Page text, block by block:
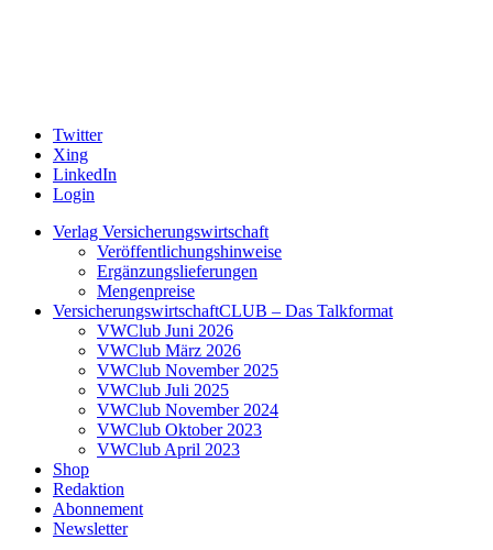
Twitter
Xing
LinkedIn
Login
Verlag Versicherungswirtschaft
Veröffentlichungshinweise
Ergänzungslieferungen
Mengenpreise
VersicherungswirtschaftCLUB – Das Talkformat
VWClub Juni 2026
VWClub März 2026
VWClub November 2025
VWClub Juli 2025
VWClub November 2024
VWClub Oktober 2023
VWClub April 2023
Shop
Redaktion
Abonnement
Newsletter